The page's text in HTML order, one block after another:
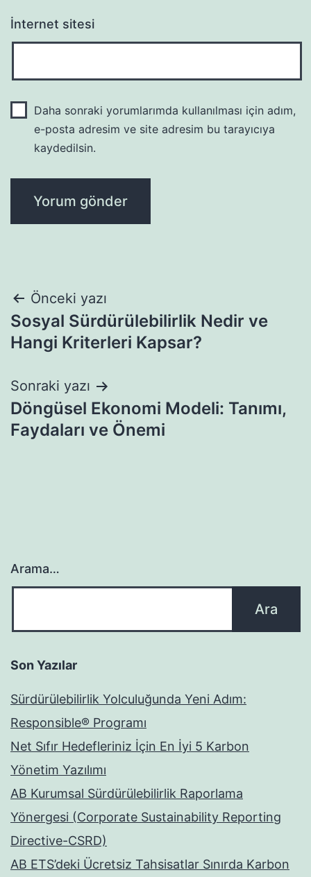
İnternet sitesi
Daha sonraki yorumlarımda kullanılması için adım,
e-posta adresim ve site adresim bu tarayıcıya
kaydedilsin.
Yazı
gezinmesi
Önceki yazı
Sosyal Sürdürülebilirlik Nedir ve
Hangi Kriterleri Kapsar?
Sonraki yazı
Döngüsel Ekonomi Modeli: Tanımı,
Faydaları ve Önemi
Arama…
Son Yazılar
Sürdürülebilirlik Yolculuğunda Yeni Adım:
Responsible® Programı
Net Sıfır Hedefleriniz İçin En İyi 5 Karbon
Yönetim Yazılımı
AB Kurumsal Sürdürülebilirlik Raporlama
Yönergesi (Corporate Sustainability Reporting
Directive-CSRD)
AB ETS’deki Ücretsiz Tahsisatlar Sınırda Karbon